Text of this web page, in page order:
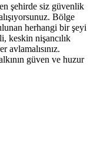
şehirde siz güvenlik
Bölge
herhangi bir şeyi
keskin nişancılık
avlamalısınız.
güven ve huzur